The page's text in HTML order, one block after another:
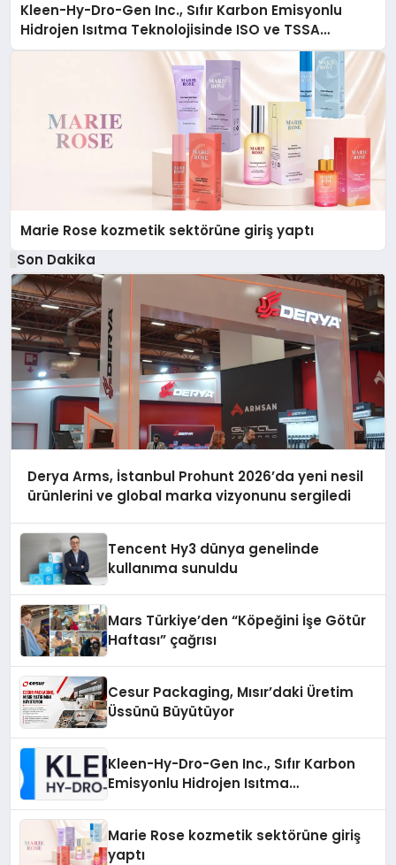
Kleen-Hy-Dro-Gen Inc., Sıfır Karbon Emisyonlu
Hidrojen Isıtma Teknolojisinde ISO ve TSSA
Düzenleyici Onaylarını Aldı
Marie Rose kozmetik sektörüne giriş yaptı
Son Dakika
Derya Arms, İstanbul Prohunt 2026’da yeni nesil
ürünlerini ve global marka vizyonunu sergiledi
Tencent Hy3 dünya genelinde
kullanıma sunuldu
Mars Türkiye’den “Köpeğini İşe Götür
Haftası” çağrısı
Cesur Packaging, Mısır’daki Üretim
Üssünü Büyütüyor
Kleen-Hy-Dro-Gen Inc., Sıfır Karbon
Emisyonlu Hidrojen Isıtma
Marie Rose kozmetik sektörüne giriş
yaptı